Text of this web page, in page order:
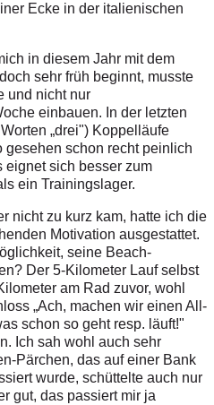
Ecke in der italienischen
in diesem Jahr mit dem
sehr früh beginnt, musste
und nicht nur
einbauen. In der letzten
„drei") Koppelläufe
gesehen schon recht peinlich
eignet sich besser zum
ein Trainingslager.
nicht zu kurz kam, hatte ich die
Motivation ausgestattet.
seine Beach-
Der 5-Kilometer Lauf selbst
am Rad zuvor, wohl
„Ach, machen wir einen All-
schon so geht resp. läuft!"
Ich sah wohl auch sehr
Pärchen, das auf einer Bank
wurde, schüttelte auch nur
gut, das passiert mir ja